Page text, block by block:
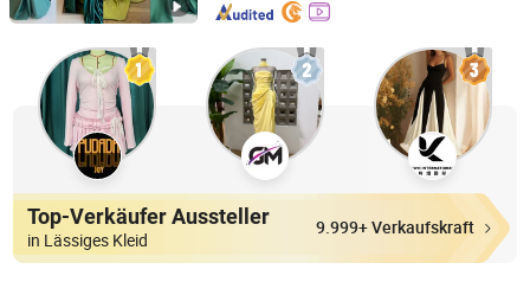
Top-Verkäufer Aussteller
in Lässiges Kleid
9.999+ Verkaufskraft